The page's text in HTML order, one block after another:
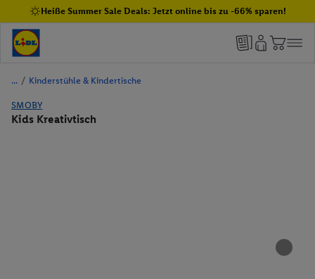
Heiße Summer Sale Deals: Jetzt online bis zu -66% sparen!
/ Kinderstühle & Kindertische
SMOBY
Kids Kreativtisch